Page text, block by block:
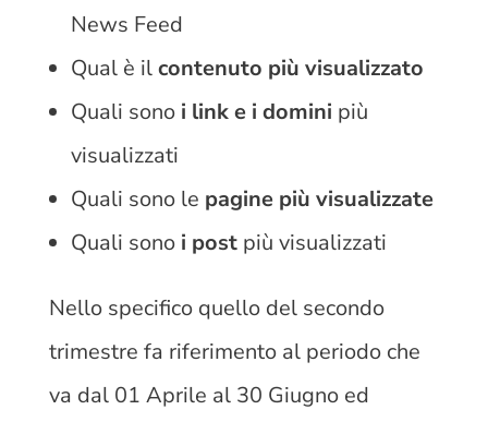
News Feed
Qual è ilcontenuto più visualizzato
Quali sonoi link e i domini più
visualizzati
Quali sono le pagine più visualizzate
Quali sono i postpiù visualizzati
Nello specifico quello del secondo
trimestre fa riferimento al periodo che
va dal 01 Aprile al 30 Giugno ed